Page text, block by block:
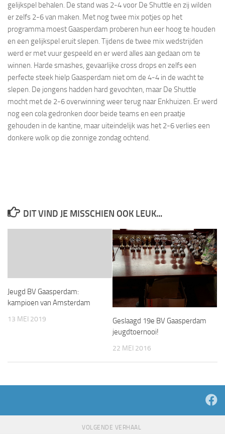
gelijkspel behalen. De stand was 2-4 voor De Shuttle en zij wilden
er zelfs 2-6 van maken. Met nog twee mix potjes op het
programma moest Gaasperdam proberen hun eer hoog te houden
en een gelijkspel eruit slepen. Tijdens de twee mix wedstrijden
werd er met vuur gespeeld en er werd alles aan gedaan om te
winnen. Harde smashes, gevaarlijke cross drops en zelfs een
perfecte steek hielp Gaasperdam niet om de 4-4 in de wacht te
slepen. De jongens hadden hard gevochten, maar De Shuttle
mocht met de 2-6 overwinning weer terug naar Enkhuizen. Er werd
nog een cola gedronken door beide teams en een praatje
gehouden in de kantine, maar uiteindelijk was het 2-6 verlies een
donkere wolk op die zonnige zondag ochtend.
DIT VIND JE MISSCHIEN OOK LEUK...
Jeugd BV Gaasperdam:
kampioen van Amsterdam
13 MEI 2019
Geslaagd 19e BV Gaasperdam
jeugdtoernooi!
22 MEI 2016
VOLGENDE VERHAAL